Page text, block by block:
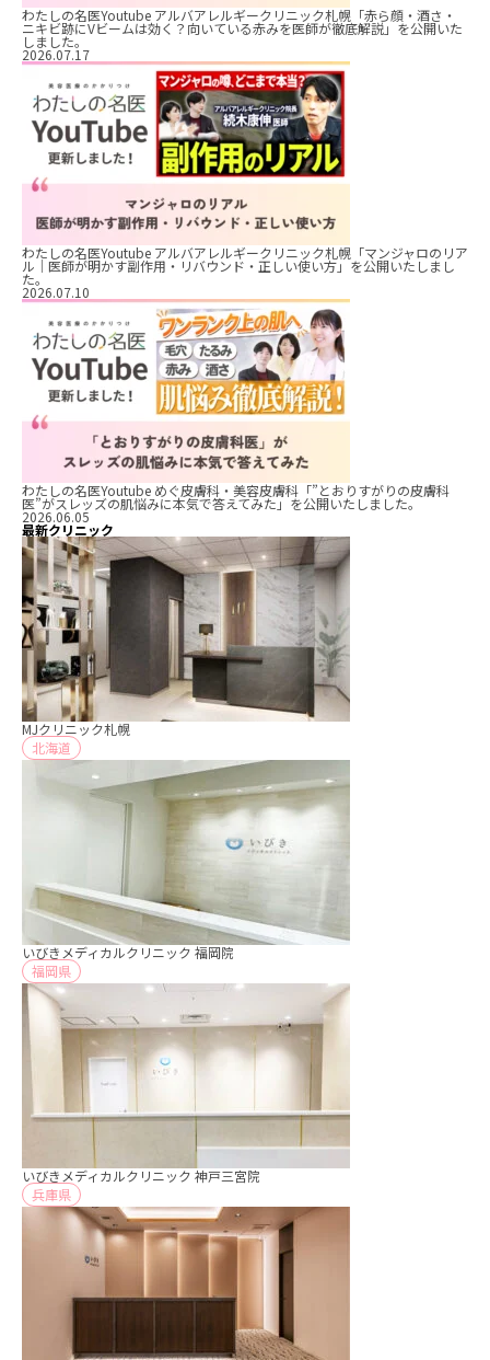
わたしの名医Youtube アルバアレルギークリニック札幌「赤ら顔・酒さ・
ニキビ跡にVビームは効く？向いている赤みを医師が徹底解説」を公開いた
しました。
2026.07.17
わたしの名医Youtube アルバアレルギークリニック札幌「マンジャロのリア
ル｜医師が明かす副作用・リバウンド・正しい使い方」を公開いたしまし
た。
2026.07.10
わたしの名医Youtube めぐ皮膚科・美容皮膚科「”とおりすがりの皮膚科
医”がスレッズの肌悩みに本気で答えてみた」を公開いたしました。
2026.06.05
最新クリニック
MJクリニック札幌
北海道
いびきメディカルクリニック 福岡院
福岡県
いびきメディカルクリニック 神戸三宮院
兵庫県